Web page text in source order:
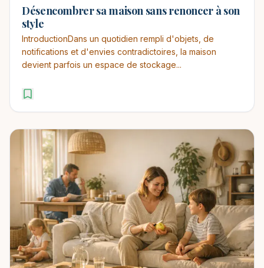
Désencombrer sa maison sans renoncer à son
style
IntroductionDans un quotidien rempli d'objets, de
notifications et d'envies contradictoires, la maison
devient parfois un espace de stockage...